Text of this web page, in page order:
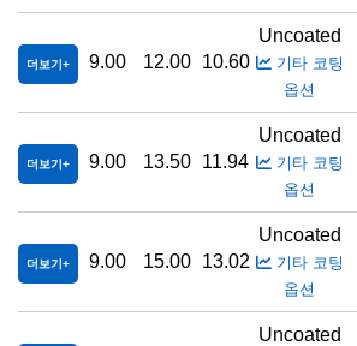
더보기 9.00 12.00 10.60
Uncoated
기타 코팅
옵션
더보기 9.00 13.50 11.94
Uncoated
기타 코팅
옵션
더보기 9.00 15.00 13.02
Uncoated
기타 코팅
옵션
Uncoated